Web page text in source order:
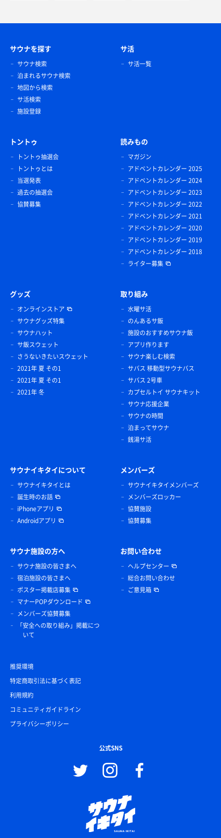
サウナを探す
サウナ検索
泊まれるサウナ検索
地図から検索
サ活検索
施設登録
サ活
サ活一覧
トントゥ
トントゥ抽選会
トントゥとは
当選発表
過去の抽選会
協賛募集
読みもの
マガジン
アドベントカレンダー 2025
アドベントカレンダー 2024
アドベントカレンダー 2023
アドベントカレンダー 2022
アドベントカレンダー 2021
アドベントカレンダー 2020
アドベントカレンダー 2019
アドベントカレンダー 2018
ライター募集
グッズ
オンラインストア
サウナグッズ特集
サウナハット
サ飯スウェット
さうないきたいスウェット
2021年 夏 その1
2021年 夏 その1
2021年 冬
取り組み
水曜サ活
のんあるサ飯
施設のおすすめサウナ飯
アプリ作ります
サウナ楽しむ検索
サバス 移動型サウナバス
サバス 2号車
カプセルトイ サウナキット
サウナ応援企業
サウナの時間
泊まってサウナ
銭湯サ活
サウナイキタイについて
サウナイキタイとは
誕生時のお話
iPhoneアプリ
Androidアプリ
メンバーズ
サウナイキタイメンバーズ
メンバーズロッカー
協賛施設
協賛募集
サウナ施設の方へ
サウナ施設の皆さまへ
宿泊施設の皆さまへ
ポスター掲載店募集
マナーPOPダウンロード
メンバーズ協賛募集
「安全への取り組み」掲載につ
いて
お問い合わせ
ヘルプセンター
総合お問い合わせ
ご意見箱
推奨環境
特定商取引法に基づく表記
利用規約
コミュニティガイドライン
プライバシーポリシー
公式SNS